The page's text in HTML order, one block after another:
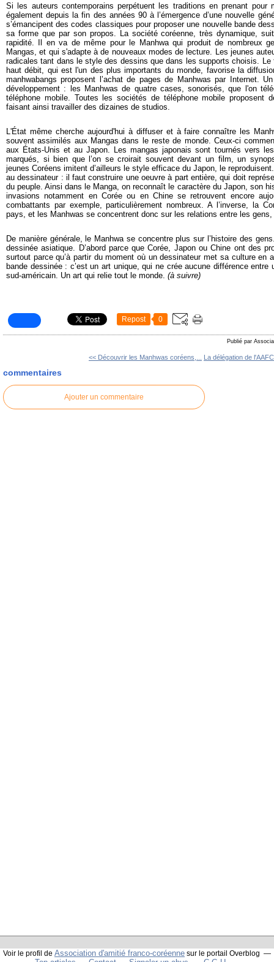
Si les auteurs contemporains perpétuent les traditions en prenant pour
également depuis la fin des années 90 à l’émergence d’une nouvelle
s’émancipent des codes classiques pour proposer une nouvelle bande
sa forme que par son propos. La société coréenne, très dynamique,
rapidité. Il en va de même pour le Manhwa qui produit de nombreux
Mangas, et qui s'adapte à de nouveaux modes de lecture. Les jeunes
radicales tant dans le style des dessins que dans les supports choisis. Le
haut débit, qui est l'un des plus importants du monde, favorise la
manhwabangs proposent l’achat de pages de Manhwas par Internet.
développement : les Manhwas de quatre cases, sonorisés, que l'on
téléphone mobile. Toutes les sociétés de téléphone mobile proposent
faisant ainsi travailler des dizaines de studios.
L'État même cherche aujourd'hui à diffuser et à faire connaître les
souvent assimilés aux Mangas dans le reste de monde. Ceux-ci
aux États-Unis et au Japon. Les mangas japonais sont tournés vers
marqués, si bien que l’on se croirait souvent devant un film, un
jeunes Coréens imitent d’ailleurs le style efficace du Japon, le
au dessinateur : il faut construire une oeuvre à part entière, qui doit
du peuple.Ainsi dans le Manga, on reconnaît le caractère du Japon, son
invasions notamment en Corée ou en Chine se retrouvent encore
combattants par exemple, particulièrement nombreux.
A l’inverse, la
pays, et les Manhwas se concentrent donc sur les relations entre les
De manière générale, le Manhwa se concentre plus sur l’histoire des
dessinée asiatique. D’abord parce que Corée, Japon ou Chine ont des
surtout parce qu’à partir du moment où un dessinateur met sa culture en
bande dessinée : c’est un art unique, qui ne crée aucune différence entre
sud-américain. Un art qui relie tout le monde. (à suivre)
Repost 0
Publié par
<< Découvrir les Manhwas coréens,... La délégation de
commentaires
Ajouter un commentaire
Voir le profil de Association d'amitié franco-coréenne sur le portail Overblog